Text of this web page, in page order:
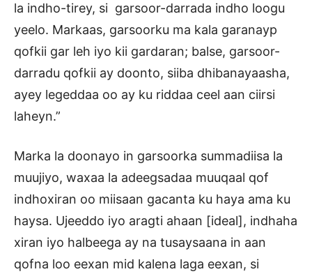
la indho-tirey, si garsoor-darrada indho loogu
yeelo. Markaas, garsoorku ma kala garanayp
qofkii gar leh iyo kii gardaran; balse, garsoor-
darradu qofkii ay doonto, siiba dhibanayaasha,
ayey legeddaa oo ay ku riddaa ceel aan ciirsi
laheyn.”
Marka la doonayo in garsoorka summadiisa la
muujiyo, waxaa la adeegsadaa muuqaal qof
indhoxiran oo miisaan gacanta ku haya ama ku
haysa. Ujeeddo iyo aragti ahaan [ideal], indhaha
xiran iyo halbeega ay na tusaysaana in aan
qofna loo eexan mid kalena laga eexan, si